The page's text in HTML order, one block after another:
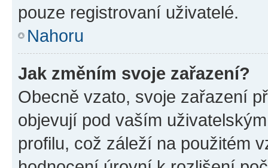
pouze registrovaní uživatelé.
Nahoru
Jak změním svoje zařazení?
Obecně vzato, svoje zařazení
objevují pod vaším
profilu, což záleží na použitém